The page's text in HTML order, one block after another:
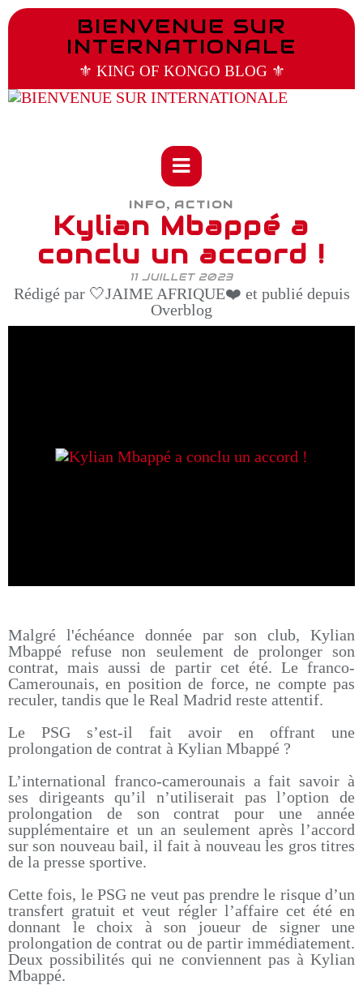
BIENVENUE SUR
INTERNATIONALE
⚜️ KING OF KONGO BLOG ⚜️
INFO, ACTION
Kylian Mbappé a
conclu un accord !
11 JUILLET 2023
Rédigé par 🤍JAIME AFRIQUE❤️ et publié depuis
Overblog
Malgré l'échéance donnée par son club, Kylian
Mbappé refuse non seulement de prolonger son
contrat, mais aussi de partir cet été. Le franco-
Camerounais, en position de force, ne compte pas
reculer, tandis que le Real Madrid reste attentif.
Le PSG s’est-il fait avoir en offrant une
prolongation de contrat à Kylian Mbappé ?
L’international franco-camerounais a fait savoir à
ses dirigeants qu’il n’utiliserait pas l’option de
prolongation de son contrat pour une année
supplémentaire et un an seulement après l’accord
sur son nouveau bail, il fait à nouveau les gros titres
de la presse sportive.
Cette fois, le PSG ne veut pas prendre le risque d’un
transfert gratuit et veut régler l’affaire cet été en
donnant le choix à son joueur de signer une
prolongation de contrat ou de partir immédiatement.
Deux possibilités qui ne conviennent pas à Kylian
Mbappé.